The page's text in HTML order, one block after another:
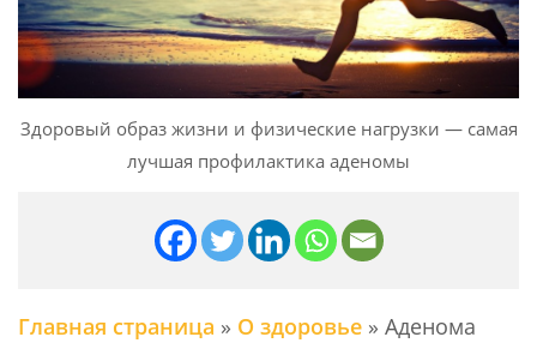
Здоровый образ жизни и физические нагрузки — самая
лучшая профилактика аденомы
Главная страница » О здоровье » Аденома